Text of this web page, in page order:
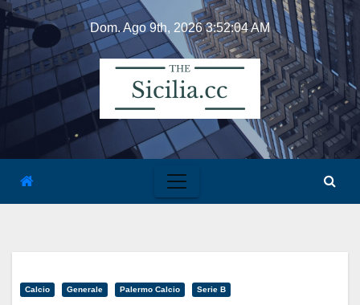
Skip
content
Dom. Ago 9th, 20263:52:04 AM
Calcio Generale Palermo Calcio Serie B